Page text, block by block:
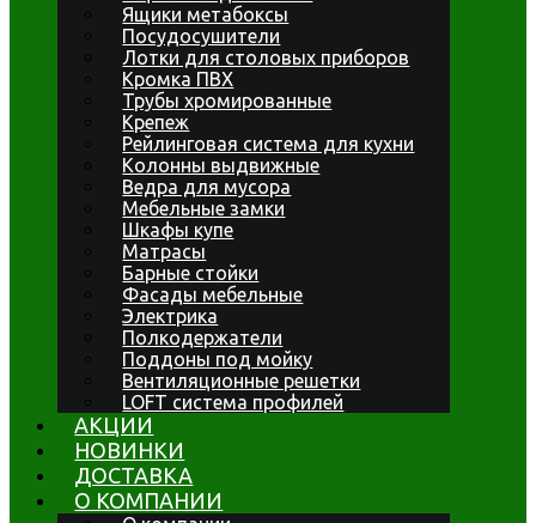
Ящики метабоксы
Посудосушители
Лотки для столовых приборов
Кромка ПВХ
Трубы хромированные
Крепеж
Рейлинговая система для кухни
Колонны выдвижные
Ведра для мусора
Мебельные замки
Шкафы купе
Матрасы
Барные стойки
Фасады мебельные
Электрика
Полкодержатели
Поддоны под мойку
Вентиляционные решетки
LOFT система профилей
АКЦИИ
НОВИНКИ
ДОСТАВКА
О КОМПАНИИ